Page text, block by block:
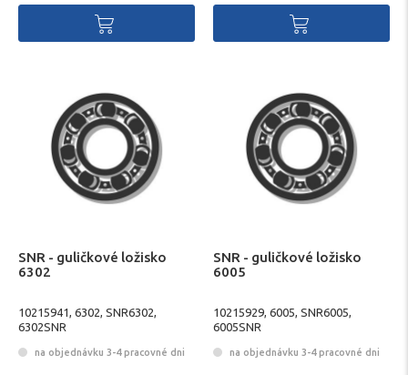
SNR - guličkové ložisko
6302
10215941, 6302, SNR6302,
6302SNR
na objednávku 3-4 pracovné dni
SNR - guličkové ložisko
6005
10215929, 6005, SNR6005,
6005SNR
na objednávku 3-4 pracovné dni